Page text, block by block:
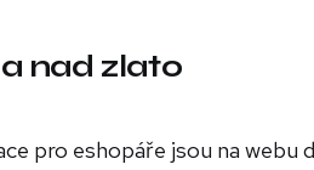
nad zlato
pro eshopáře jsou na webu